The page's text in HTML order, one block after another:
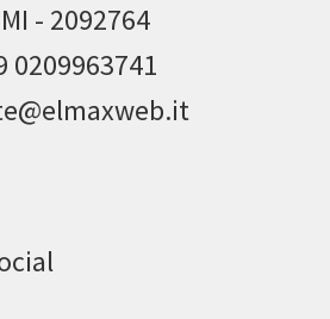
- 2092764
0209963741